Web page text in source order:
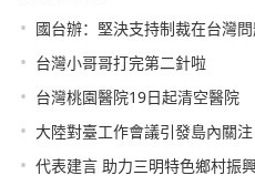
• 國台辦：堅決支持制裁在台灣
• 台灣小哥哥打完第二針啦
• 台灣桃園醫院19日起清空醫院
• 大陸對臺工作會議引發島內關注
• 代表建言 助力三明特色鄉村振